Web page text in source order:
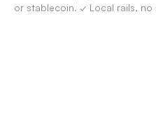
or stablecoin. ✓ Local rails,